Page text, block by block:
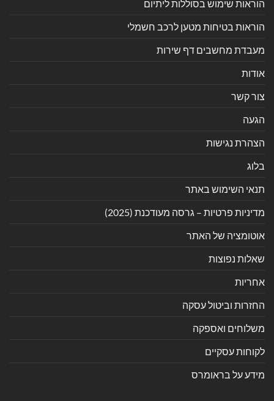
הוראות שימוש בסוללות ליתיום
הוראות בטיחות מטען לרכב חשמלי
מעבדת מחשבים דף שירות
אודות
צור קשר
הגעה
הצהרת נגישות
בלוג
תנאי השימוש באתר
מדיניות פרטיות – גרסה מעודכנת (2025)
אוטומציה של האתר
שאלות נפוצות
אחריות
החזרות וביטול עסקה
משלוחים ואספקה
לקוחות עסקיים
מידע על בראומרס